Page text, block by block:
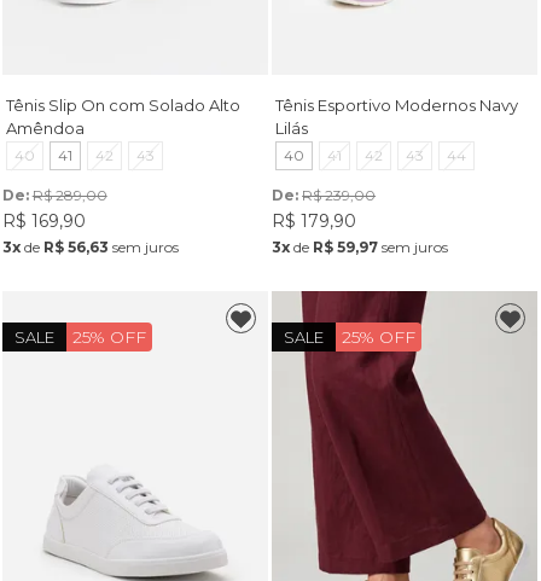
Tênis Slip On com Solado Alto
Amêndoa
40 41 42 43
De: R$ 289,00
R$ 169,90
3xde R$ 56,63 sem juros
Tênis Esportivo Modernos Navy
Lilás
40 41 42 43 44
De: R$ 239,00
R$ 179,90
3x de R$ 59,97 sem juros
SALE 25% OFF SALE 25% OFF